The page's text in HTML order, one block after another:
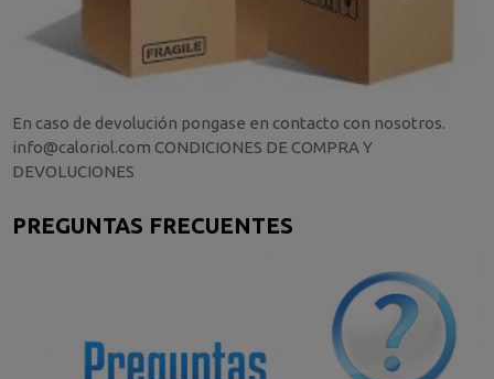
En caso de devolución pongase en contacto con nosotros.
info@caloriol.com CONDICIONES DE COMPRA Y
DEVOLUCIONES
PREGUNTAS FRECUENTES